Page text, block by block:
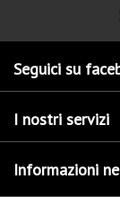
Seguici su
I nostri servizi
Informazioni